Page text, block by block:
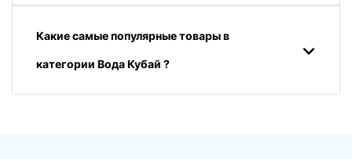
Какие самые популярные товары в
категории Вода Кубай ?